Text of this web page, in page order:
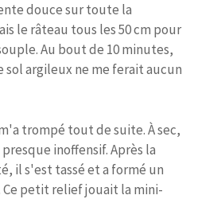
douce sur toute la
le râteau tous les 50 cm pour
Au bout de 10 minutes,
sol argileux ne me ferait aucun
trompé tout de suite. À sec,
inoffensif. Après la
il s'est tassé et a formé un
petit relief jouait la mini-